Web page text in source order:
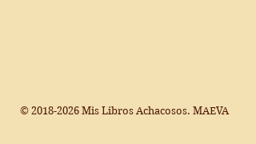
© 2018-2026 Mis Libros Achacosos. MAEVA